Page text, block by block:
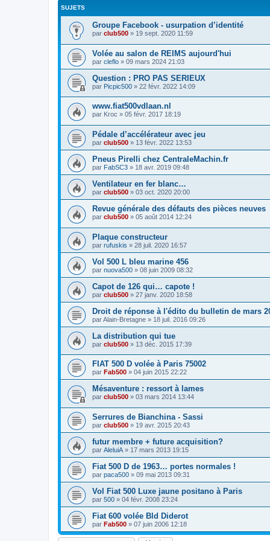
SUJETS
Groupe Facebook - usurpation d’identité
par club500 » 19 sept. 2020 11:59
Volée au salon de REIMS aujourd'hui
par cleflo » 09 mars 2024 21:03
Question : PRO PAS SERIEUX
par Picpic500 » 22 févr. 2022 14:09
www.fiat500vdlaan.nl
par Kroc » 05 févr. 2017 18:19
Pédale d’accélérateur avec jeu
par club500 » 13 févr. 2022 13:53
Pneus Pirelli chez CentraleMachin.fr
par FabSC3 » 18 avr. 2019 09:48
Ventilateur en fer blanc…
par club500 » 03 oct. 2020 20:00
Revue générale des défauts des pièces neuves
par club500 » 05 août 2014 12:24
Plaque constructeur
par rufuskis » 28 juil. 2020 16:57
Vol 500 L bleu marine 456
par nuova500 » 08 juin 2009 08:32
Capot de 126 qui… capote !
par club500 » 27 janv. 2020 18:58
Droit de réponse à l'édito du bulletin de mars
parAlain-Bretagne » 18 juil. 2016 09:26
La distribution qui tue
par club500 » 13 déc. 2015 17:39
FIAT 500 D volée à Paris 75002
par Fab500 » 04 juin 2015 22:22
Mésaventure : ressort à lames
par club500 » 03 mars 2014 13:44
Serrures de Bianchina - Sassi
par club500 » 19 avr. 2015 20:43
futur membre + future acquisition?
par AleluiA » 17 mars 2013 19:15
Fiat 500 D de 1963… portes normales !
par paca500 » 09 mai 2013 09:31
Vol Fiat 500 Luxe jaune positano à Paris
par 500 » 04 févr. 2008 23:24
Fiat 600 volée Bld Diderot
par Fab500 » 07 juin 2006 12:18